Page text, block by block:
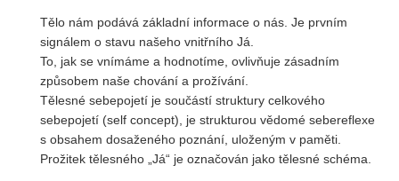
Tělo nám podává základní informace o nás. Je prvním
signálem o stavu našeho vnitřního Já.
To, jak se vnímáme a hodnotíme, ovlivňuje zásadním
způsobem naše chování a prožívání.
Tělesné sebepojetí je součástí struktury celkového
sebepojetí (self concept), je strukturou vědomé sebereflexe
s obsahem dosaženého poznání, uloženým v paměti.
Prožitek tělesného „Já“ je označován jako tělesné schéma.